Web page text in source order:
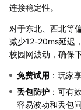
连接稳定性。
对于东北、西北等
减少12-20ms延迟
校园网波动，确保
免费试用 ：玩家
丢包防护 ：可有
容易波动和丢包问